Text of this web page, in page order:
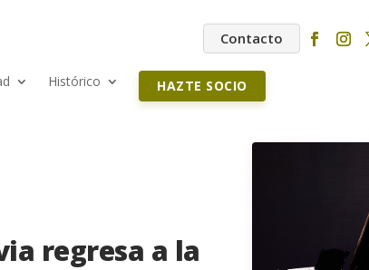
Contacto
Histórico HAZTE SOCIO
regresa a la